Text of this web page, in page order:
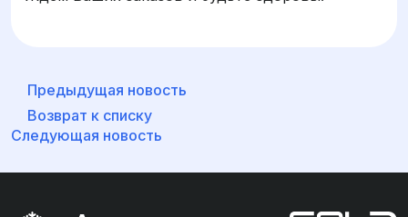
Предыдущая новость
Возврат к списку
Следующая новость